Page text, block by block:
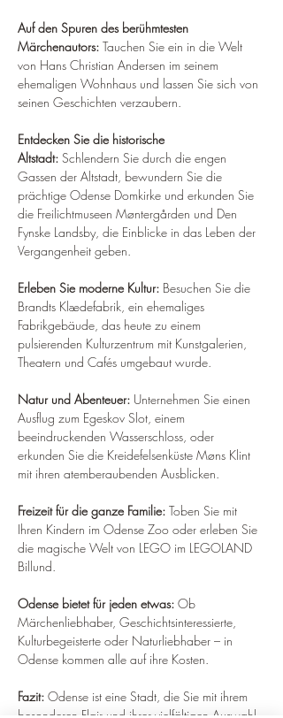
Auf den Spuren des berühmtesten
Märchenautors: Tauchen Sie ein in die Welt
von Hans Christian Andersen im seinem
ehemaligen Wohnhaus und lassen Sie sich von
seinen Geschichten verzaubern.
Entdecken Sie die historische
Altstadt: Schlendern Sie durch die engen
Gassen der Altstadt, bewundern Sie die
prächtige Odense Domkirke und erkunden Sie
die Freilichtmuseen Møntergården und Den
Fynske Landsby, die Einblicke in das Leben der
Vergangenheit geben.
Erleben Sie moderne Kultur: Besuchen Sie die
Brandts Klædefabrik, ein ehemaliges
Fabrikgebäude, das heute zu einem
pulsierenden Kulturzentrum mit Kunstgalerien,
Theatern und Cafés umgebaut wurde.
Natur und Abenteuer: Unternehmen Sie einen
Ausflug zum Egeskov Slot, einem
beeindruckenden Wasserschloss, oder
erkunden Sie die Kreidefelsenküste Møns Klint
mit ihren atemberaubenden Ausblicken.
Freizeit für die ganze Familie: Toben Sie mit
Ihren Kindern im Odense Zoo oder erleben Sie
die magische Welt von LEGO im LEGOLAND
Billund.
Odense bietet für jeden etwas: Ob
Märchenliebhaber, Geschichtsinteressierte,
Kulturbegeisterte oder Naturliebhaber – in
Odense kommen alle auf ihre Kosten.
Fazit: Odense ist eine Stadt, die Sie mit ihrem
besonderen Flair und ihrer vielfältigen Auswahl